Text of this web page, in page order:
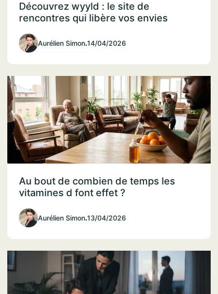
Découvrez wyyld : le site de
rencontres qui libère vos envies
Aurélien Simon.14/04/2026
Au bout de combien de temps les
vitamines d font effet ?
Aurélien Simon.13/04/2026